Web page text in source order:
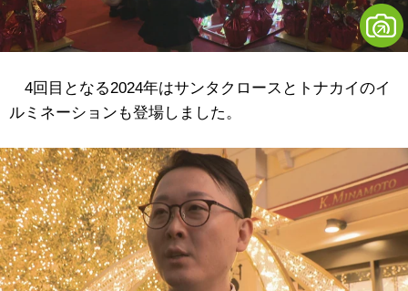
4回目となる2024年はサンタクロースとトナカイのイ
ルミネーションも登場しました。